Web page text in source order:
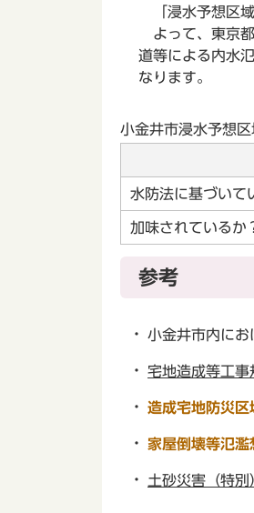
「浸水予想区域
よって、東京
道等による内水
なります。
小金井市浸水予想
水防法に基づいて
加味されているか
参考
小金井市内にお
宅地造成等工事
造成宅地防災区
家屋倒壊等氾濫
土砂災害（特別